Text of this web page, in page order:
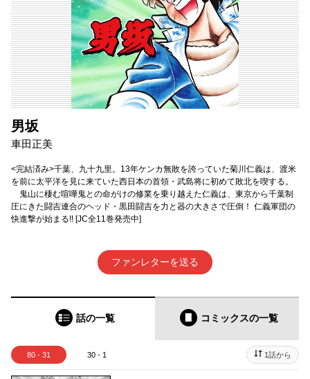
男坂
車田正美
<完結済み>千葉、九十九里。13年ケンカ無敗を誇っていた菊川仁義は、渡米
を前に太平洋を見に来ていた西日本の首領・武島将に初めて敗北を喫する。
鬼山に棲む喧嘩鬼との命がけの修業を乗り越えた仁義は、東京から千葉制
圧にきた闘吉連合のヘッド・黒田闘吉を力と器の大きさで圧倒！ 仁義軍団の
快進撃が始まる!! [JC全11巻発売中]
ファンレターを送る
話の一覧 コミックスの一覧
80 - 31 30 - 1 1話から